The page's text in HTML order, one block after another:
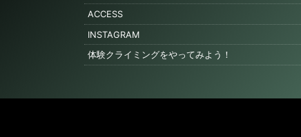
ACCESS
INSTAGRAM
体験クライミングをやってみよう！